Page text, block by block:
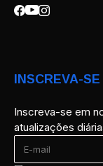
INSCREVA-SE
Inscreva-se em
atualizações